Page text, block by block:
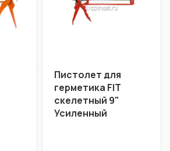
Пистолет для
герметика FIT
скелетный 9"
Усиленный